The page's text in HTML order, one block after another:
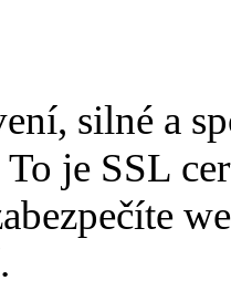
silné a
To je SSL